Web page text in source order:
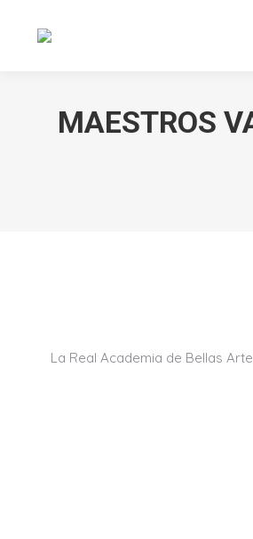
MAESTROS
La Real Academia de Bellas